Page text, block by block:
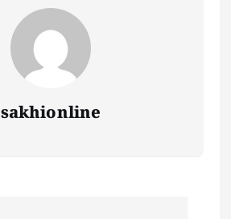
sakhionline